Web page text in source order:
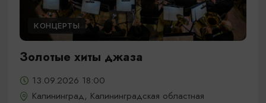
КОНЦЕРТЫ
Золотые хиты джаза
13.09.2026 18:00
Калининград, Калининградская областная